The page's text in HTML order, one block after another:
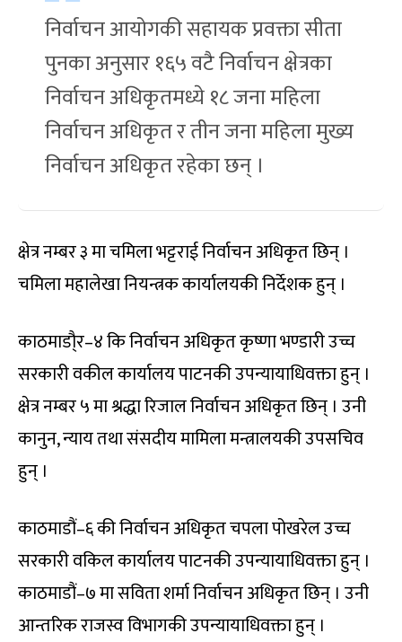
निर्वाचन आयोगकी सहायक प्रवक्ता सीता
पुनका अनुसार १६५ वटै निर्वाचन क्षेत्रका
निर्वाचन अधिकृतमध्ये १८ जना महिला
निर्वाचन अधिकृत र तीन जना महिला मुख्य
निर्वाचन अधिकृत रहेका छन् ।
क्षेत्र नम्बर ३ मा चमिला भट्टराई निर्वाचन अधिकृत छिन् ।
चमिला महालेखा नियन्त्रक कार्यालयकी निर्देशक हुन् ।
काठमाडौ्र–४ कि निर्वाचन अधिकृत कृष्णा भण्डारी उच्च
सरकारी वकील कार्यालय पाटनकी उपन्यायाधिवक्ता हुन् ।
क्षेत्र नम्बर ५ मा श्रद्धा रिजाल निर्वाचन अधिकृत छिन् । उनी
कानुन, न्याय तथा संसदीय मामिला मन्त्रालयकी उपसचिव
हुन् ।
काठमाडौं–६ की निर्वाचन अधिकृत चपला पोखरेल उच्च
सरकारी वकिल कार्यालय पाटनकी उपन्यायाधिवक्ता हुन् ।
काठमाडौं–७ मा सविता शर्मा निर्वाचन अधिकृत छिन् । उनी
आन्तरिक राजस्व विभागकी उपन्यायाधिवक्ता हुन् ।